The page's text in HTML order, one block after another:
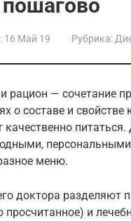
16 Май 19 Рубрика:
рацион — сочетание
о составе и
качественно
меню.
доктора разделяют
просчитанное) и